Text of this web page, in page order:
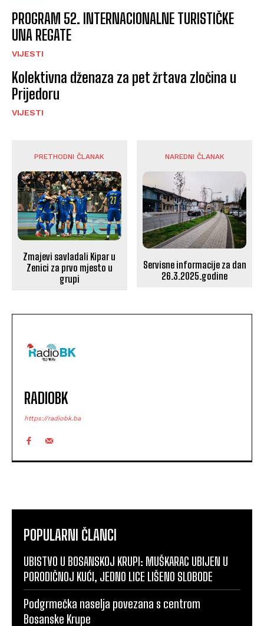
PROGRAM 52. INTERNACIONALNE TURISTIČKE
UNA REGATE
VIJESTI
Kolektivna dženaza za pet žrtava zločina u
Prijedoru
VIJESTI
PRETHODNI ČLANAK
Zmajevi savladali Kipar u
Zenici za prvo mjesto u
grupi
NAREDNI ČLANAK
Servisne informacije za dan
26.3.2025.godine
RADIOBK
https://radiobk.ba
POPULARNI ČLANCI
UBISTVO U BOSANSKOJ KRUPI: MUŠKARAC UBIJEN U
PORODIČNOJ KUĆI, JEDNO LICE LIŠENO SLOBODE
Podgrmečka naselja povezana s centrom
Bosanske Krupe